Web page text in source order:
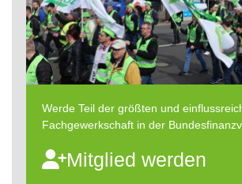
Werde Teil der größten und
Fachgewerkschaft in der
Mitglied werden